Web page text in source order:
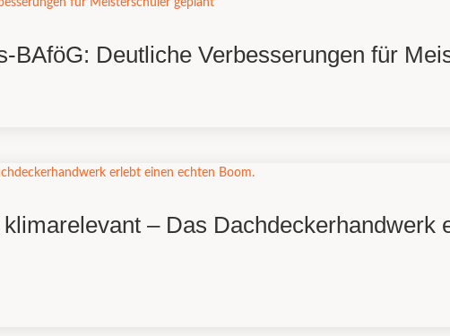
BAföG: Deutliche Verbesserungen für
– Das Dachdeckerhandwerk